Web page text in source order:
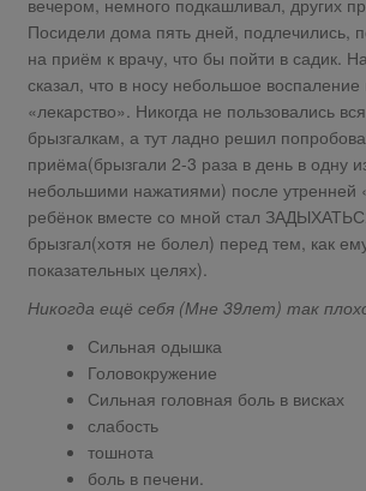
Посидели дома пять дней, подлечились,
на приём к врачу, что бы пойти в садик.
сказал, что в носу небольшое
«лекарство». Никогда не пользовались
брызгалкам, а тут ладно решил
приёма(брызгали 2-3 раза в день в одну
небольшими нажатиями) после утренней
ребёнок вместе со мной стал
брызгал(хотя не болел) перед тем, как
показательных целях).
Никогда ещё себя (Мне 39лет) так
Сильная одышка
Головокружение
Сильная головная боль в висках
слабость
тошнота
боль в печени.